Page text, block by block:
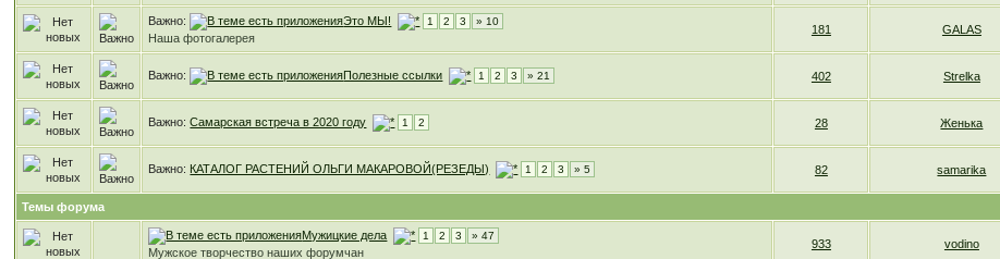
Важно: Это МЫ! 1 2 3 » 10
Наша фотогалерея
181 GALAS
Важно: Полезные ссылки 1 2 3 » 21 402 Strelka
Важно:Самарская встреча в 2020 году 1 2 28 Женька
Важно: КАТАЛОГ РАСТЕНИЙ ОЛЬГИ МАКАРОВОЙ(РЕЗЕДЫ) 1 2 3 » 5 82 samarika
Темы форума
Мужицкие дела 1 2 3 » 47
Мужское творчество наших форумчан
933 vodino